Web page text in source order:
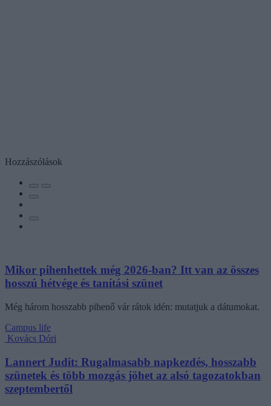
Hozzászólások
Mikor pihenhettek még 2026-ban? Itt van az összes
hosszú hétvége és tanítási szünet
Még három hosszabb pihenő vár rátok idén: mutatjuk a dátumokat.
Campus life
Kovács Dóri
Lannert Judit: Rugalmasabb napkezdés, hosszabb
szünetek és több mozgás jöhet az alsó tagozatokban
szeptembertől